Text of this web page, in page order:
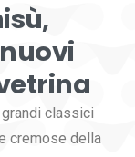
classici
cremose della